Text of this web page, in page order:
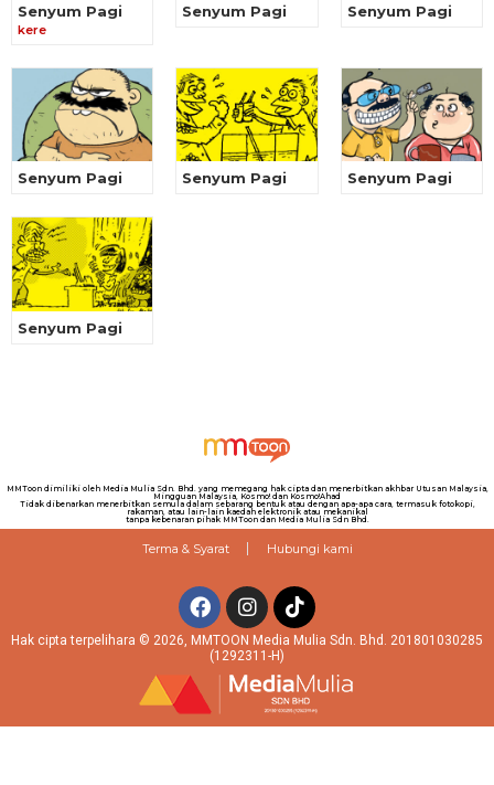
Senyum Pagi
kere
Senyum Pagi Senyum Pagi
Senyum Pagi Senyum Pagi Senyum Pagi
Senyum Pagi
MMToon dimiliki oleh Media Mulia Sdn. Bhd. yang memegang hak cipta dan menerbitkan akhbar Utusan Malaysia,
Mingguan Malaysia, Kosmo! dan Kosmo!Ahad
Tidak dibenarkan menerbitkan semula dalam sebarang bentuk atau dengan apa-apa cara, termasuk fotokopi,
rakaman, atau lain-lain kaedah elektronik atau mekanikal
tanpa kebenaran pihak MMToon dan Media Mulia Sdn Bhd.
Terma & Syarat Hubungi kami
Hak cipta terpelihara © 2026, MMTOON Media Mulia Sdn. Bhd. 201801030285
(1292311-H)